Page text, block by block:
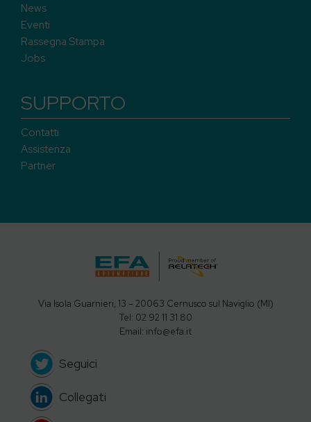
News
Eventi
Rassegna Stampa
Jobs
SUPPORTO
Contatti
Assistenza
Partner
Via Isola Guarnieri, 13 – 20063 Cernusco sul Naviglio (MI)
Tel: 02 92 11 31 80
Email: info@efa.it
Seguici
Collegati